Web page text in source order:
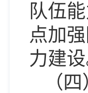
队伍
点加
力建设
（